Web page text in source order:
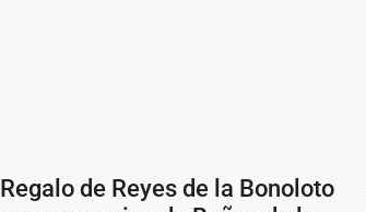
Regalo de Reyes de la Bonoloto